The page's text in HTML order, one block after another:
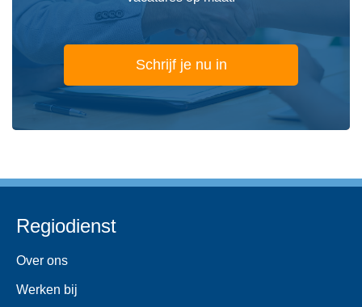
Schrijf je nu in
Regiodienst
Over ons
Werken bij